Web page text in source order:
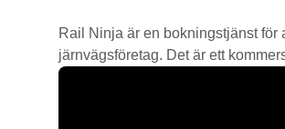
Rail Ninja är en bokningstjänst för
järnvägsföretag. Det är ett